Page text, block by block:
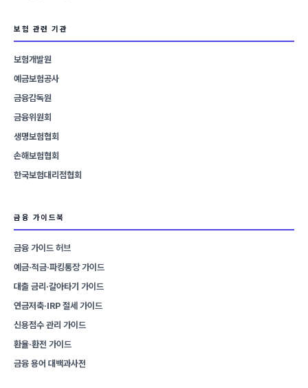
보험 관련 기관
보험개발원
예금보험공사
금융감독원
금융위원회
생명보험협회
손해보험협회
한국보험대리점협회
금융 가이드북
금융 가이드 허브
예금·적금·파킹통장 가이드
대출 금리·갈아타기 가이드
연금저축·IRP 절세 가이드
신용점수 관리 가이드
환율·환전 가이드
금융 용어 대백과사전